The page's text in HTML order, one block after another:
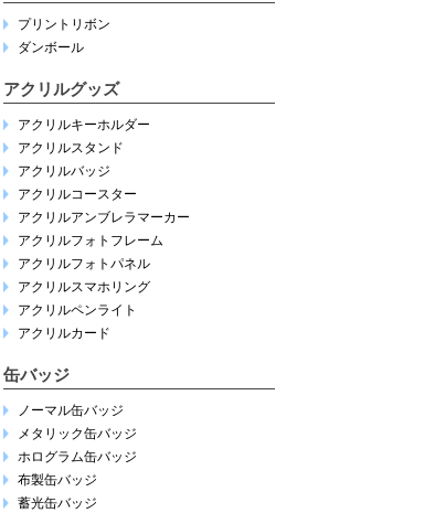
プリントリボン
ダンボール
アクリルグッズ
アクリルキーホルダー
アクリルスタンド
アクリルバッジ
アクリルコースター
アクリルアンブレラマーカー
アクリルフォトフレーム
アクリルフォトパネル
アクリルスマホリング
アクリルペンライト
アクリルカード
缶バッジ
ノーマル缶バッジ
メタリック缶バッジ
ホログラム缶バッジ
布製缶バッジ
蓄光缶バッジ